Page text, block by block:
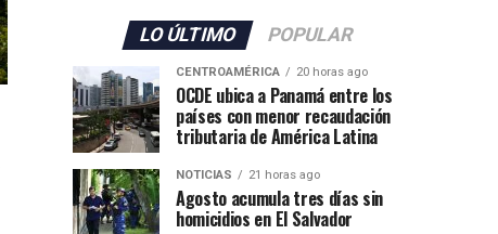
LO ÚLTIMO POPULAR
CENTROAMÉRICA 20 horas ago
OCDE ubica a Panamá entre los
países con menor recaudación
tributaria de América Latina
NOTICIAS 21 horas ago
Agosto acumula tres días sin
homicidios en El Salvador